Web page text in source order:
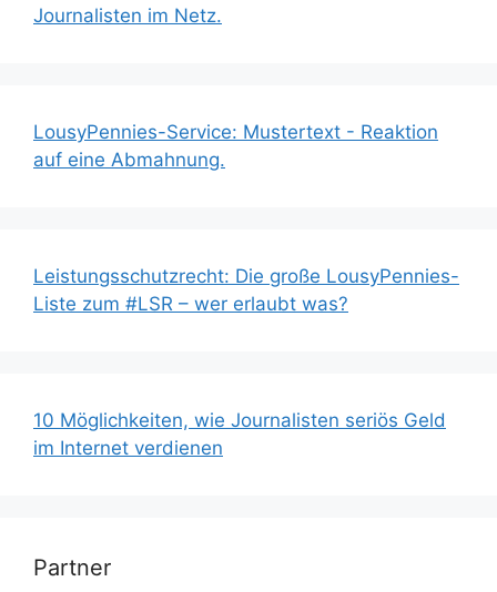
Journalisten im Netz.
LousyPennies-Service: Mustertext - Reaktion
auf eine Abmahnung.
Leistungsschutzrecht: Die große LousyPennies-
Liste zum #LSR – wer erlaubt was?
10 Möglichkeiten, wie Journalisten seriös Geld
im Internet verdienen
Partner